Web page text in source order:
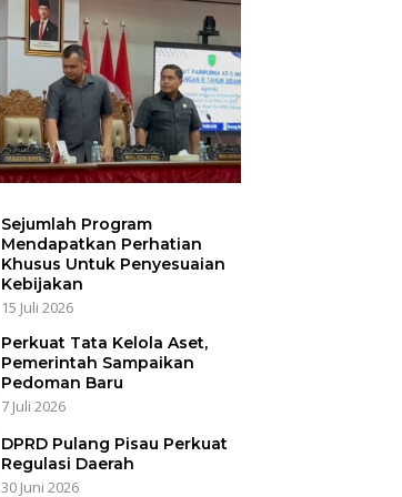
Sejumlah Program
Mendapatkan Perhatian
Khusus Untuk Penyesuaian
Kebijakan
15 Juli 2026
Perkuat Tata Kelola Aset,
Pemerintah Sampaikan
Pedoman Baru
7 Juli 2026
DPRD Pulang Pisau Perkuat
Regulasi Daerah
30 Juni 2026